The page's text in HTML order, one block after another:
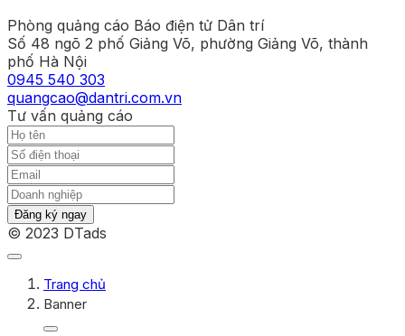
Phòng quảng cáo Báo điện tử Dân trí
Số 48 ngõ 2 phố Giảng Võ, phường Giảng Võ, thành
phố Hà Nội
0945 540 303
quangcao@dantri.com.vn
Tư vấn quảng cáo
Đăng ký ngay
© 2023 DTads
Trang chủ
Banner